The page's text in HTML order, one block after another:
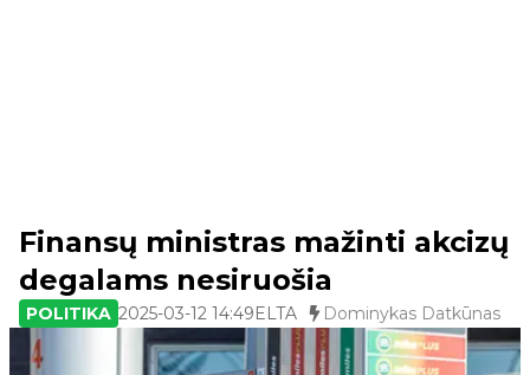
Finansų ministras mažinti akcizų
degalams nesiruošia
POLITIKA 2025-03-12 14:49ELTA Dominykas Datkūnas